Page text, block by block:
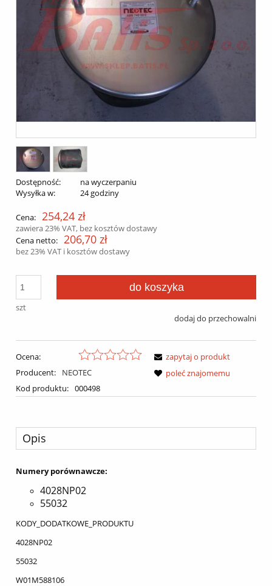
Dostępność:
na wyczerpaniu
Wysyłka w:
24 godziny
Cena: 254,24 zł
zawiera 23% VAT, bez kosztów dostawy
Cena netto:
206,70 zł
bez 23% VAT i kosztów dostawy
szt
do koszyka
dodaj do przechowalni
Ocena:
Producent:
NEOTEC
Kod produktu: 000498
zapytaj o produkt
poleć znajomemu
Opis
Numery porównawcze:
4028NP02
55032
KODY_DODATKOWE_PRODUKTU
4028NP02
55032
W01M588106